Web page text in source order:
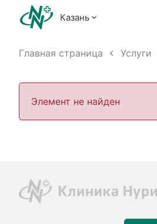
Казань
Главная страница Услуги
Элемент не найден